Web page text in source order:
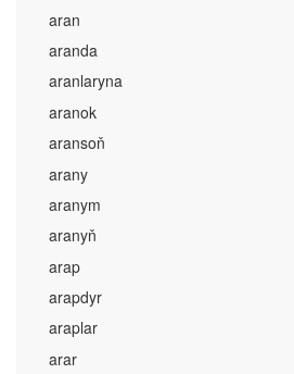
aran
aranda
aranlaryna
aranok
aransoň
arany
aranym
aranyň
arap
arapdyr
araplar
arar